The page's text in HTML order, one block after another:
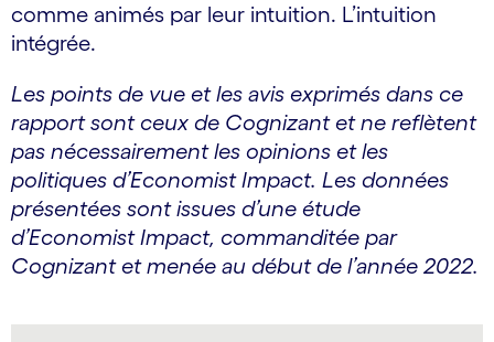
comme animés par leur intuition. L’intuition
intégrée.
Les points de vue et les avis exprimés dans ce
rapport sont ceux de Cognizant et ne reflètent
pas nécessairement les opinions et les
politiques d’Economist Impact. Les données
présentées sont issues d’une étude
d’Economist Impact, commanditée par
Cognizant et menée au début de l’année 2022.